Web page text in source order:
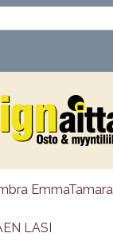
Emma
LASI